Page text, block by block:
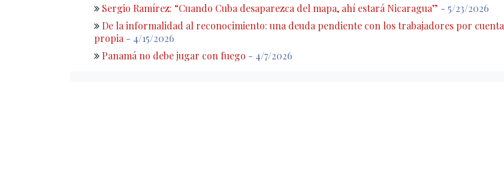
Sergio Ramírez: “Cuando Cuba desaparezca del mapa, ahí estará Nicaragua” - 5/23/2026
De la informalidad al reconocimiento: una deuda pendiente con los trabajadores por cuenta
propia - 4/15/2026
Panamá no debe jugar con fuego - 4/7/2026